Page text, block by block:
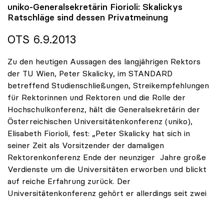
uniko-Generalsekretärin Fiorioli: Skalickys
Ratschläge sind dessen Privatmeinung
OTS 6.9.2013
Zu den heutigen Aussagen des langjährigen Rektors
der TU Wien, Peter Skalicky, im STANDARD
betreffend Studienschließungen, Streikempfehlungen
für Rektorinnen und Rektoren und die Rolle der
Hochschulkonferenz, hält die Generalsekretärin der
Österreichischen Universitätenkonferenz (uniko),
Elisabeth Fiorioli, fest: „Peter Skalicky hat sich in
seiner Zeit als Vorsitzender der damaligen
Rektorenkonferenz Ende der neunziger Jahre große
Verdienste um die Universitäten erworben und blickt
auf reiche Erfahrung zurück. Der
Universitätenkonferenz gehört er allerdings seit zwei